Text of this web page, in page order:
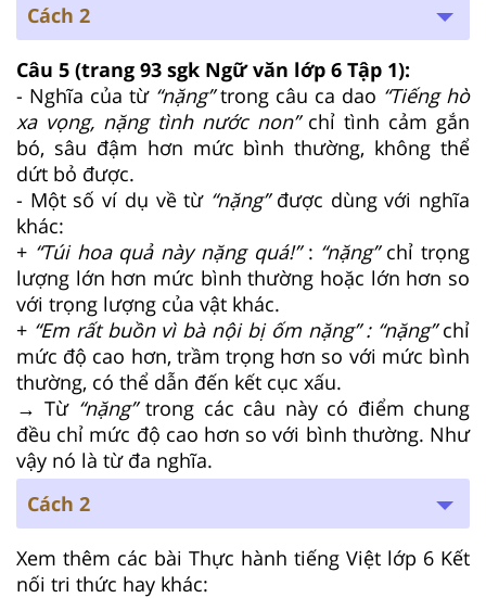
Cách 2
Câu 5 (trang 93 sgk Ngữ văn lớp 6 Tập 1):
- Nghĩa của từ “nặng”trong câu ca dao “Tiếng hò
xa vọng, nặng tình nước non”chỉ tình cảm gắn
bó, sâu đậm hơn mức bình thường, không thể
dứt bỏ được.
- Một số ví dụ về từ “nặng”được dùng với nghĩa
khác:
+ “Túi hoa quả này nặng quá!”: “nặng”chỉ trọng
lượng lớn hơn mức bình thường hoặc lớn hơn so
với trọng lượng của vật khác.
+ “Em rất buồn vì bà nội bị ốm nặng” : “nặng”chỉ
mức độ cao hơn, trầm trọng hơn so với mức bình
thường, có thể dẫn đến kết cục xấu.
→ Từ “nặng”trong các câu này có điểm chung
đều chỉ mức độ cao hơn so với bình thường. Như
vậy nó là từ đa nghĩa.
Cách 2
Xem thêm các bài Thực hành tiếng Việt lớp 6 Kết
nối tri thức hay khác: